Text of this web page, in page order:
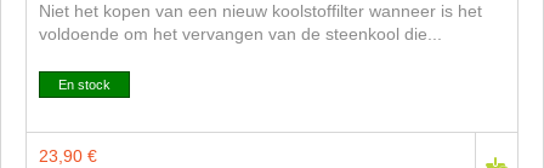
Niet het kopen van een nieuw koolstoffilter wanneer is het
voldoende om het vervangen van de steenkool die...
En stock
23,90 €